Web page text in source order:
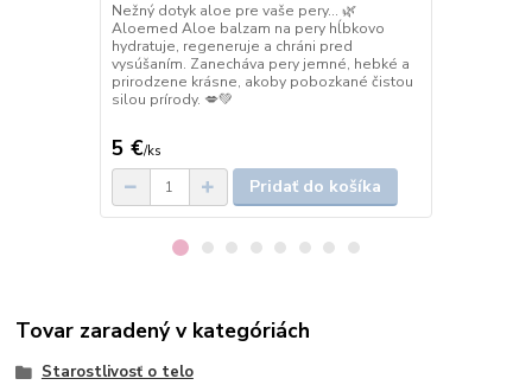
Nežný dotyk aloe pre vaše pery… 🌿
Aloemed Aloe balzam na pery hĺbkovo
hydratuje, regeneruje a chráni pred
vysúšaním. Zanecháva pery jemné, hebké a
prirodzene krásne, akoby pobozkané čistou
silou prírody. 💋💚
5 €/ks
Pridať do košíka
Tovar zaradený v kategóriách
Starostlivosť o telo